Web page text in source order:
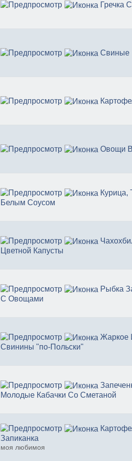
Гречка
Свиные
Овощи
Белым Соусом
Цветной Капусты
Рыбка
С Овощами
Жаркое
Свинины "по-Польски"
Молодые Кабачки Со Сметаной
Запиканка
моя любимоя